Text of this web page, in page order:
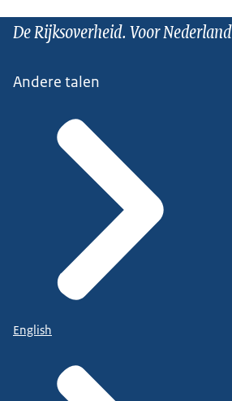
De Rijksoverheid. Voor Nederland
Andere talen
English